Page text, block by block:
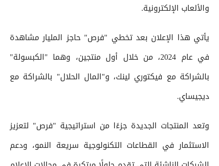
والألعاب الإلكترونية.
يأتي هذا الإعلان بعد تخطي "فرص" حاجز المليار مشاهدة
في عام 2024، من خلال أول منتجين، وهما "الكبسولة"
بالشراكة مع فيكتوري لينك، و"المال الحلال" بالشراكة مع
ديجيساي.
وتعد المنتجات الجديدة جزءًا من استراتيجية "فرص" لتعزيز
الاستثمار في القطاعات التكنولوجية سريعة النمو، ودعم